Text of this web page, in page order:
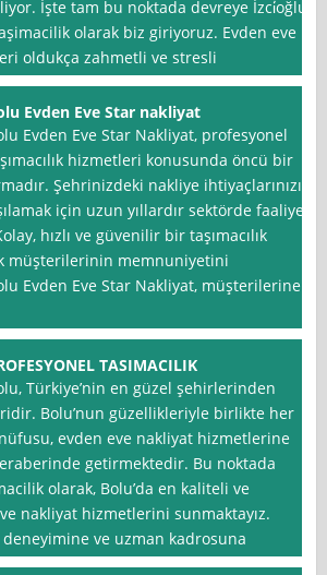
İşte tam bu noktada devreye İzci̇oğlu
olarak biz giriyoruz. Evden eve
oldukça zahmetli ve stresli
Evden Eve Star nakliyat
Evden Eve Star Nakliyat, profesyonel
hizmetleri konusunda öncü bir
Şehrinizdeki nakliye ihtiyaçlarınızı
için uzun yıllardır sektörde faaliyet
hızlı ve güvenilir bir taşımacılık
müşterilerinin memnuniyetini
Evden Eve Star Nakliyat, müşterilerine
TASIMACILIK
Türkiye’nin en güzel şehirlerinden
Bolu’nun güzellikleriyle birlikte her
evden eve nakliyat hizmetlerine
getirmektedir. Bu noktada
olarak, Bolu’da en kaliteli ve
nakliyat hizmetlerini sunmaktayız.
deneyimine ve uzman kadrosuna